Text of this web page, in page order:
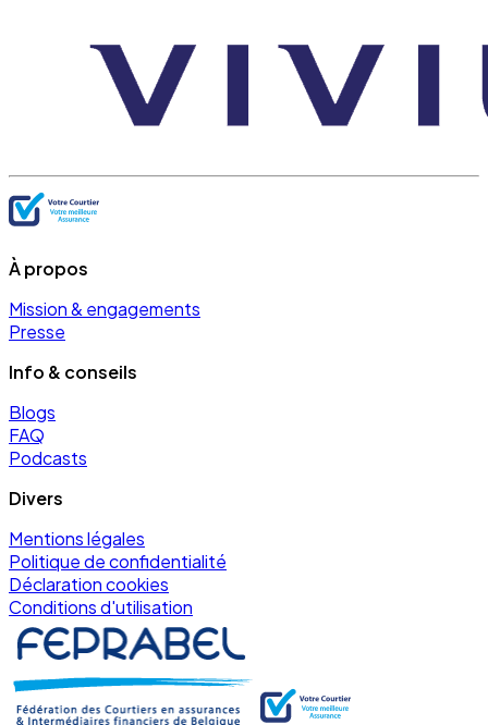
À propos
Mission & engagements
Presse
Info & conseils
Blogs
FAQ
Podcasts
Divers
Mentions légales
Politique de confidentialité
Déclaration cookies
Conditions d'utilisation